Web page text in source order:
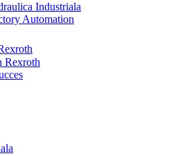
Industriala
Automation
Rexroth